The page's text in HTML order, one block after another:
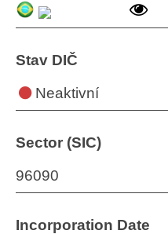
Stav DIČ
Neaktivní
Sector (SIC)
96090
Incorporation Date